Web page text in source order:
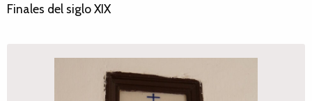
Finales del siglo XIX